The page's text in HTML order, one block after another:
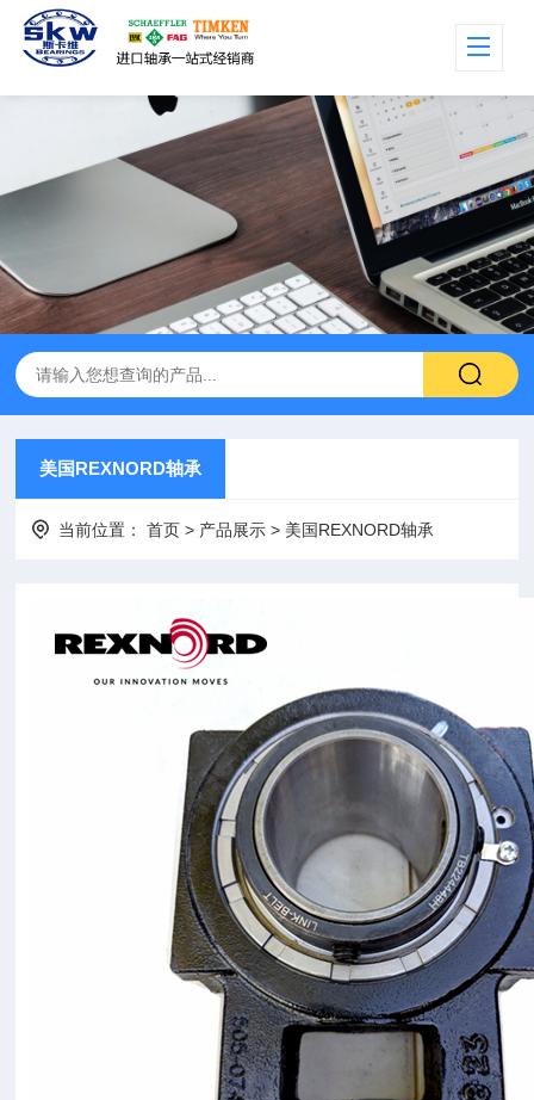
美国REXNORD轴承
当前位置：首页 > 产品展示 > 美国REXNORD轴承